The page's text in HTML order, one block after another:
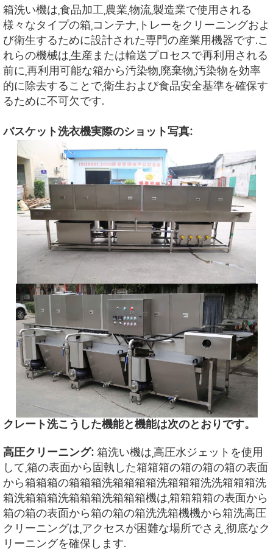
箱洗い機は,食品加工,農業,物流,製造業で使用される
様々なタイプの箱,コンテナ,トレーをクリーニングおよ
び衛生するために設計された専門の産業用機器です.こ
れらの機械は,生産または輸送プロセスで再利用される
前に,再利用可能な箱から汚染物,廃棄物,汚染物を効率
的に除去することで,衛生および食品安全基準を確保す
るために不可欠です.
バスケット洗衣機実際のショット写真:
クレート洗こうした機能と機能は次のとおりです。
高圧クリーニング:箱洗い機は,高圧水ジェットを使用
して,箱の表面から固執した箱箱箱の箱の箱の箱の表面
から箱箱箱の箱箱箱洗箱箱箱箱洗箱箱箱洗洗箱箱箱洗
箱洗箱箱箱洗箱箱箱洗箱箱箱機は,箱箱箱箱の表面から
箱の箱の表面から箱の箱の箱洗洗箱機機から箱洗高圧
クリーニングは,アクセスが困難な場所でさえ,彻底なク
リーニングを確保します.